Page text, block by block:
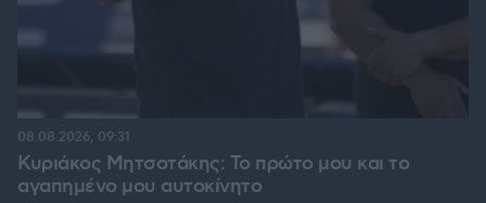
Κυριάκος Μητσοτάκης: Το πρώτο μου και το
αγαπημένο μου αυτοκίνητο
08.08.2026, 09:31